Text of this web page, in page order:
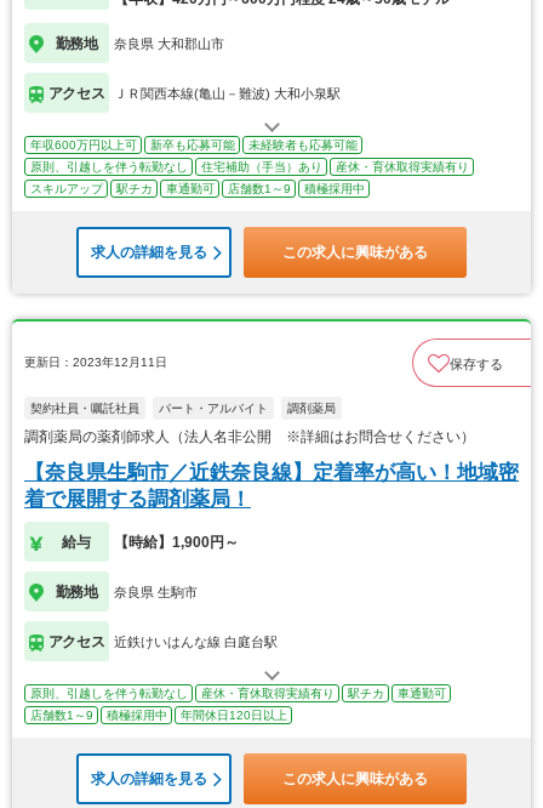
勤務地 奈良県 大和郡山市
アクセス ＪＲ関西本線(亀山－難波) 大和小泉駅
年収600万円以上可 新卒も応募可能
未経験者も応募可能
原則、引越しを伴う転勤なし
住宅補助（手当）あり
産休・育休取得実績有り
スキルアップ
駅チカ 車通勤可 店舗数1～9 積極採用中
求人の詳細を見る この求人に興味がある
更新日：2023年12月11日 保存する
契約社員・嘱託社員 パート・アルバイト 調剤薬局
調剤薬局の薬剤師求人（法人名非公開 ※詳細はお問合せください）
【奈良県生駒市／近鉄奈良線】定着率が高い！地域密
着で展開する調剤薬局！
給与 【時給】1,900円～
勤務地 奈良県 生駒市
アクセス 近鉄けいはんな線 白庭台駅
原則、引越しを伴う転勤なし 産休・育休取得実績有り 駅チカ
車通勤可
店舗数1～9
積極採用中 年間休日120日以上
求人の詳細を見る この求人に興味がある